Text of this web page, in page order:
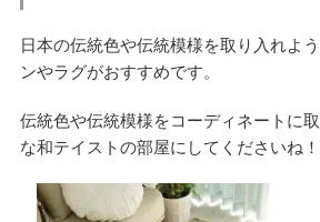
日本の伝統色や伝統模様を取り入れよ
ンやラグがおすすめです。
伝統色や伝統模様をコーディネートに
な和テイストの部屋にしてくださいね！